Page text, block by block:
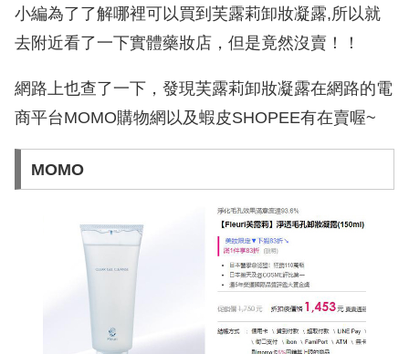
小編為了了解哪裡可以買到芙露莉卸妝凝露,所以就
去附近看了一下實體藥妝店，但是竟然沒賣！！
網路上也查了一下，發現芙露莉卸妝凝露在網路的電
商平台MOMO購物網以及蝦皮SHOPEE有在賣喔~
MOMO